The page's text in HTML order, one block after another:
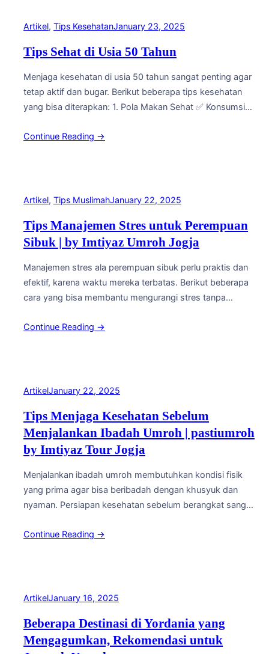
Artikel, Tips KesehatanJanuary 23, 2025
Tips Sehat di Usia 50 Tahun
Menjaga kesehatan di usia 50 tahun sangat penting agar
tetap aktif dan bugar. Berikut beberapa tips kesehatan
yang bisa diterapkan: 1. Pola Makan Sehat ✅ Konsumsi
lemak, dan serat.✅ Kurangi garam, gula, dan lemak jenuh
Continue Reading →
Artikel, Tips MuslimahJanuary 22, 2025
Tips Manajemen Stres untuk Perempuan
Sibuk | by Imtiyaz Umroh Jogja
Manajemen stres ala perempuan sibuk perlu praktis dan
efektif, karena waktu mereka terbatas. Berikut beberapa
cara yang bisa membantu mengurangi stres tanpa
Tapi Bermakna 2. Prioritaskan & Delegasikan 3.
Continue Reading →
ArtikelJanuary 22, 2025
Tips Menjaga Kesehatan Sebelum
Menjalankan Ibadah Umroh | pastiumroh
by Imtiyaz Tour Jogja
Menjalankan ibadah umroh membutuhkan kondisi fisik
yang prima agar bisa beribadah dengan khusyuk dan
nyaman. Persiapan kesehatan sebelum berangkat sangat
perubahan cuaca di Tanah Suci. Berikut beberapa tips
mengandung protein, vitamin,…
Continue Reading →
ArtikelJanuary 16, 2025
Beberapa Destinasi di Yordania yang
Mengagumkan, Rekomendasi untuk